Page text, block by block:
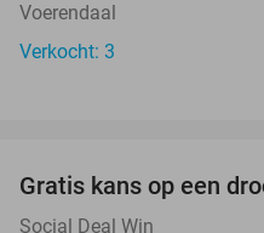
Voerendaal
Verkocht: 3
Gratis kans op een
Social Deal Win